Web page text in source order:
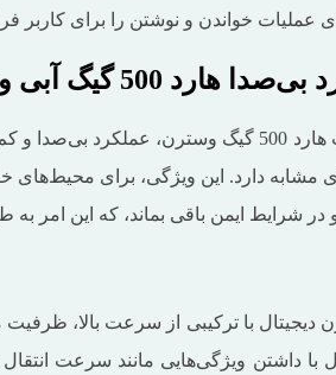
گیگ آبی وسترن دیجیتال
مشابه دارد. این ویژگی، برای
شرایط ایمن باقی بماند، که این امر
وسترن دیجیتال با ترکیبی از سرعت